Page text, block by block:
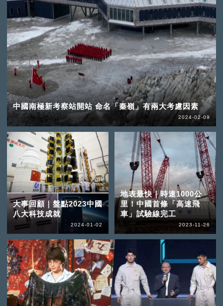
中國南極新考察站開站 命名「秦嶺」有兩大考慮因素
2024-02-09
大事回顧｜盤點2023中國
八大科技成就
2024-01-02
地表最快｜時速1000公
里！中國首條「高速飛
車」試驗線完工
2023-11-26